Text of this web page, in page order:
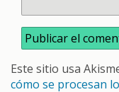
Este sitio usa
cómo se procesan